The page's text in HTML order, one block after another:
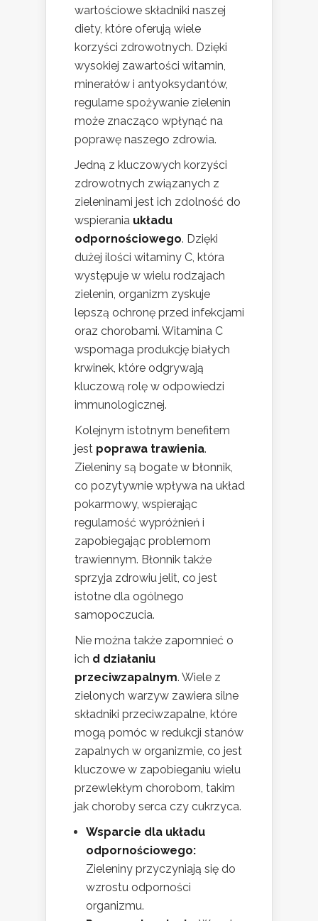
wartościowe składniki naszej
diety, które oferują wiele
korzyści zdrowotnych. Dzięki
wysokiej zawartości witamin,
minerałów i antyoksydantów,
regularne spożywanie zielenin
może znacząco wpłynąć na
poprawę naszego zdrowia.
Jedną z kluczowych korzyści
zdrowotnych związanych z
zieleninami jest ich zdolność do
wspierania układu
odpornościowego. Dzięki
dużej ilości witaminy C, która
występuje w wielu rodzajach
zielenin, organizm zyskuje
lepszą ochronę przed infekcjami
oraz chorobami. Witamina C
wspomaga produkcję białych
krwinek, które odgrywają
kluczową rolę w odpowiedzi
immunologicznej.
Kolejnym istotnym benefitem
jest poprawa trawienia.
Zieleniny są bogate w błonnik,
co pozytywnie wpływa na układ
pokarmowy, wspierając
regularność wypróżnień i
zapobiegając problemom
trawiennym. Błonnik także
sprzyja zdrowiu jelit, co jest
istotne dla ogólnego
samopoczucia.
Nie można także zapomnieć o
ich d działaniu
przeciwzapalnym. Wiele z
zielonych warzyw zawiera silne
składniki przeciwzapalne, które
mogą pomóc w redukcji stanów
zapalnych w organizmie, co jest
kluczowe w zapobieganiu wielu
przewlekłym chorobom, takim
jak choroby serca czy cukrzyca.
Wsparcie dla układu
odpornościowego:
Zieleniny przyczyniają się do
wzrostu odporności
organizmu.